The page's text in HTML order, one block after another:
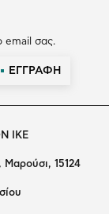
email σας.
ΕΓΓΡΑΦΗ
IKE
15124